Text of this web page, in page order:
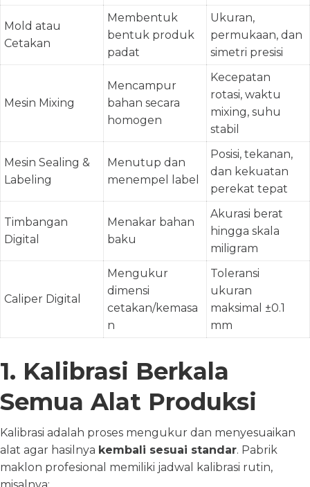
Mold atau
Cetakan
Membentuk
bentuk produk
padat
Ukuran,
permukaan, dan
simetri presisi
Mesin Mixing
Mencampur
bahan secara
homogen
Kecepatan
rotasi, waktu
mixing, suhu
stabil
Mesin Sealing &
Labeling
Menutup dan
menempel label
Posisi, tekanan,
dan kekuatan
perekat tepat
Timbangan
Digital
Menakar bahan
baku
Akurasi berat
hingga skala
miligram
Caliper Digital
Mengukur
dimensi
cetakan/kemasa
n
Toleransi
ukuran
maksimal ±0.1
mm
1. Kalibrasi Berkala
Semua Alat Produksi
Kalibrasi adalah proses mengukur dan menyesuaikan
alat agar hasilnya kembali sesuai standar. Pabrik
maklon profesional memiliki jadwal kalibrasi rutin,